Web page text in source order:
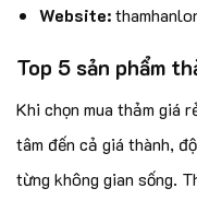
Website:
Top 5 sản phẩm
Khi chọn mua thảm giá
tâm đến cả giá thành,
từng không gian sống.